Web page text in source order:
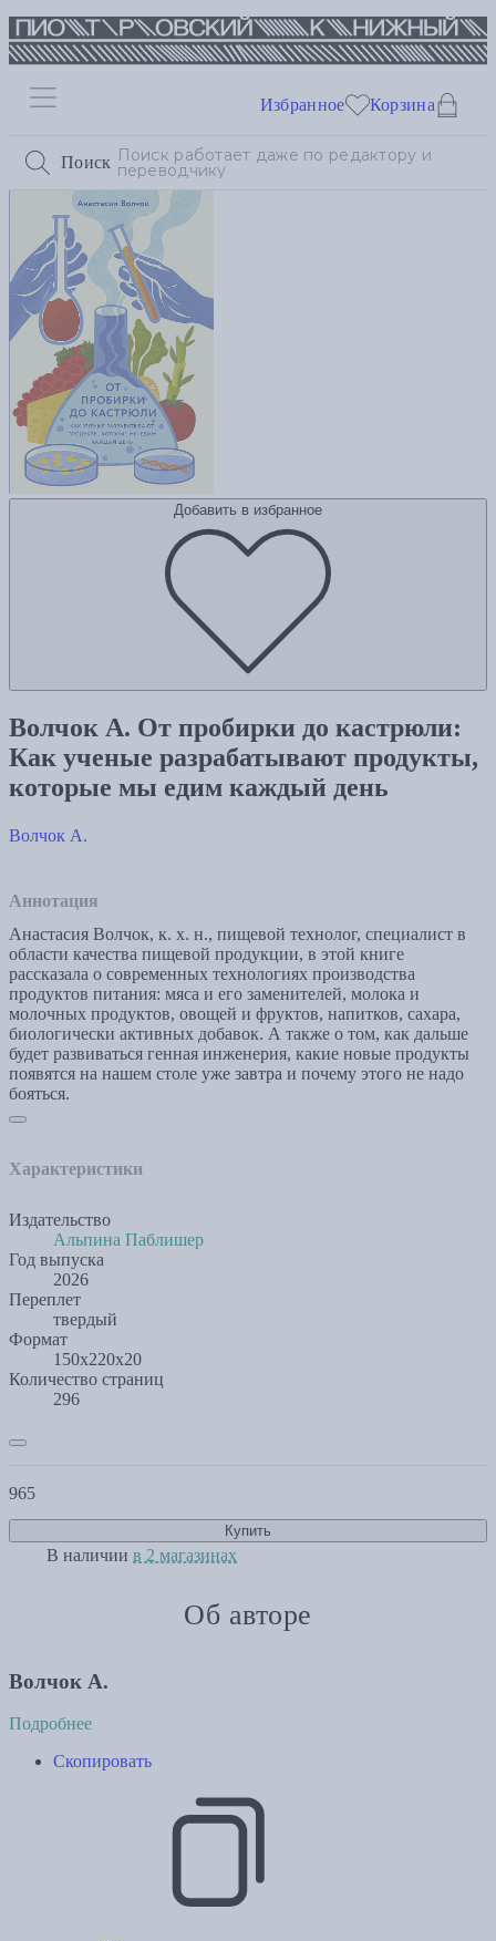
Поиск
Избранное Корзина
Добавить в избранное
Волчок А. От пробирки до кастрюли:
Как ученые разрабатывают продукты,
которые мы едим каждый день
Волчок А.
Аннотация
Анастасия Волчок, к. х. н., пищевой технолог, специалист в
области качества пищевой продукции, в этой книге
рассказала о современных технологиях производства
продуктов питания: мяса и его заменителей, молока и
молочных продуктов, овощей и фруктов, напитков, сахара,
биологически активных добавок. А также о том, как дальше
будет развиваться генная инженерия, какие новые продукты
появятся на нашем столе уже завтра и почему этого не надо
бояться.
Характеристики
Издательство
Альпина Паблишер
Год выпуска
2026
Переплет
твердый
Формат
150x220x20
Количество страниц
296
965
Купить
В наличии в 2 магазинах
Об авторе
Волчок А.
Подробнее
Скопировать